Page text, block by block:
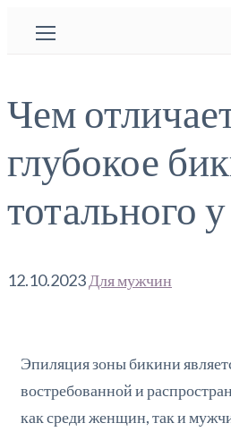
Чем
глубокое
тотального
12.10.2023 Для мужчин
Эпиляция зоны бикини
востребованной и
как среди женщин, так и